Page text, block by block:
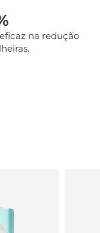
na redução
prevista
prevista
prevista